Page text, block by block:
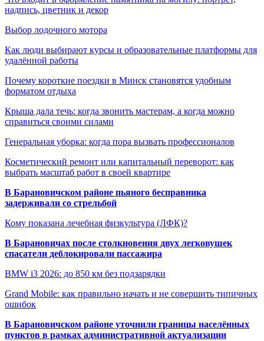
надпись, цветник и декор
Выбор лодочного мотора
Как люди выбирают курсы и образовательные платформы для
удалённой работы
Почему короткие поездки в Минск становятся удобным
форматом отдыха
Крыша дала течь: когда звонить мастерам, а когда можно
справиться своими силами
Генеральная уборка: когда пора вызвать профессионалов
Косметический ремонт или капитальный переворот: как
выбрать масштаб работ в своей квартире
В Барановичском районе пьяного бесправника
задерживали со стрельбой
Кому показана лечебная физкультура (ЛФК)?
В Барановичах после столкновения двух легковушек
спасатели деблокировали пассажира
BMW i3 2026: до 850 км без подзарядки
Grand Mobile: как правильно начать и не совершить типичных
ошибок
В Барановичском районе уточнили границы населённых
пунктов в рамках административной актуализации